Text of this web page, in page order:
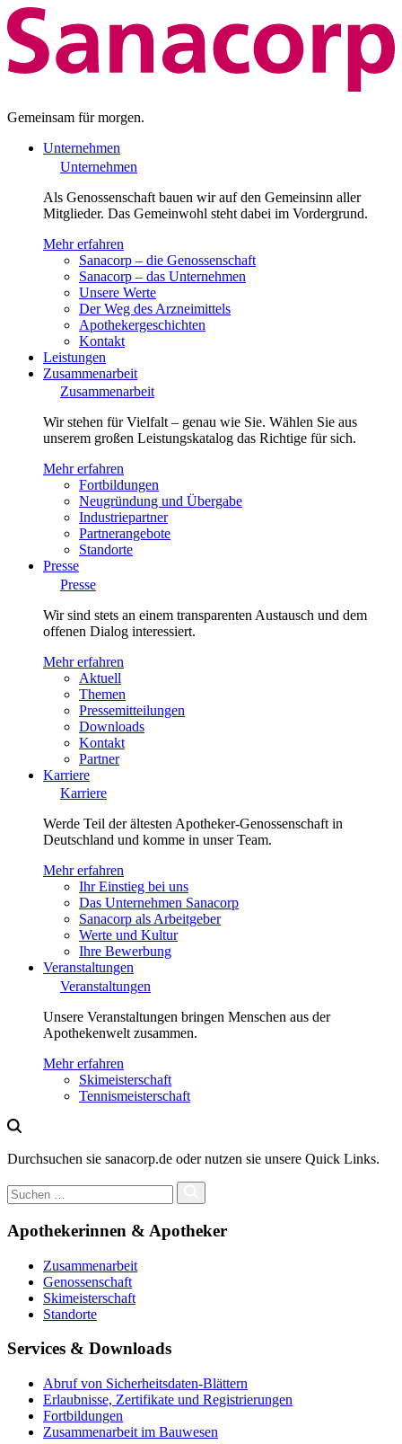
Gemeinsam für morgen.
Unternehmen
Unternehmen
Als Genossenschaft bauen wir auf den Gemeinsinn aller
Mitglieder. Das Gemeinwohl steht dabei im Vordergrund.
Mehr erfahren
Sanacorp – die Genossenschaft
Sanacorp – das Unternehmen
Unsere Werte
Der Weg des Arzneimittels
Apothekergeschichten
Kontakt
Leistungen
Zusammenarbeit
Zusammenarbeit
Wir stehen für Vielfalt – genau wie Sie. Wählen Sie aus
unserem großen Leistungskatalog das Richtige für sich.
Mehr erfahren
Fortbildungen
Neugründung und Übergabe
Industriepartner
Partnerangebote
Standorte
Presse
Presse
Wir sind stets an einem transparenten Austausch und dem
offenen Dialog interessiert.
Mehr erfahren
Aktuell
Themen
Pressemitteilungen
Downloads
Kontakt
Partner
Karriere
Karriere
Werde Teil der ältesten Apotheker-Genossenschaft in
Deutschland und komme in unser Team.
Mehr erfahren
Ihr Einstieg bei uns
Das Unternehmen Sanacorp
Sanacorp als Arbeitgeber
Werte und Kultur
Ihre Bewerbung
Veranstaltungen
Veranstaltungen
Unsere Veranstaltungen bringen Menschen aus der
Apothekenwelt zusammen.
Mehr erfahren
Skimeisterschaft
Tennismeisterschaft
Durchsuchen sie sanacorp.de oder nutzen sie unsere Quick Links.
Apothekerinnen & Apotheker
Zusammenarbeit
Genossenschaft
Skimeisterschaft
Standorte
Services & Downloads
Abruf von Sicherheitsdaten-Blättern
Erlaubnisse, Zertifikate und Registrierungen
Fortbildungen
Zusammenarbeit im Bauwesen